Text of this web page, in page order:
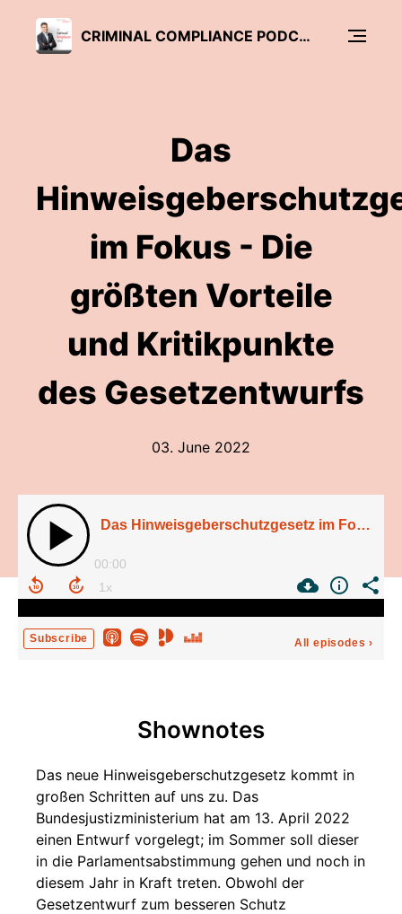
CRIMINAL COMPLIANCE PODCAST
Das
im Fokus - Die
größten Vorteile
und Kritikpunkte
des Gesetzentwurfs
03. June 2022
Das Hinweisgeberschutzgesetz im Fokus - Die größten Vorteile und Kritikpunkte des Gesetzentwurfs
00:00
Subscribe All episodes ›
Shownotes
Das neue Hinweisgeberschutzgesetz kommt in
großen Schritten auf uns zu. Das
Bundesjustizministerium hat am 13. April 2022
einen Entwurf vorgelegt; im Sommer soll dieser
in die Parlamentsabstimmung gehen und noch in
diesem Jahr in Kraft treten. Obwohl der
Gesetzentwurf zum besseren Schutz